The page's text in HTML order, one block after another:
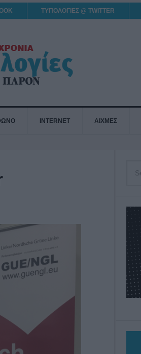
ΤΥΠΟΛΟΓΙΕΣ @ TWITTER
INTERNET ΑΙΧΜΕΣ